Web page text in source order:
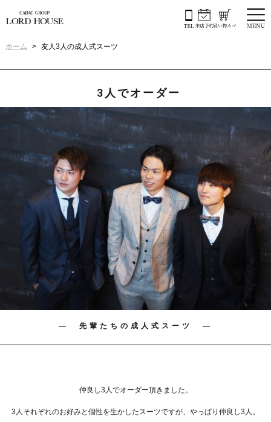
ホーム 友人3人の成人式スーツ
3人でオーダー
― 先輩たちの成人式スーツ ―
仲良し3人でオーダー頂きました。
3人それぞれのお好みと個性を生かしたスーツですが、やっぱり仲良し3人。